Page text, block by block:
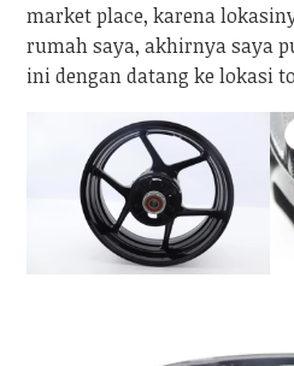
market place, karena
rumah saya, akhirnya saya
ini dengan datang ke lokasi